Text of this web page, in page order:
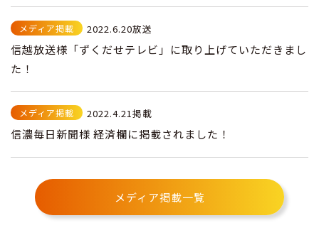
メディア掲載 2022.6.20放送
信越放送様「ずくだせテレビ」に取り上げていただきまし
た！
メディア掲載 2022.4.21掲載
信濃毎日新聞様 経済欄に掲載されました！
メディア掲載一覧